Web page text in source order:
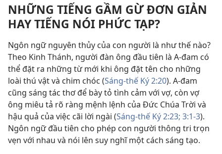
NHỮNG TIẾNG GẦM GỪ ÐƠN GIẢN
HAY TIẾNG NÓI PHỨC TẠP?
Ngôn ngữ nguyên thủy của con người là như thế nào?
Theo Kinh Thánh, người đàn ông đầu tiên là A-đam có
thể đặt ra những từ mới khi ông đặt tên cho những
loài thú vật và chim chóc (Sáng-thế Ký 2:20). A-đam
cũng sáng tác thơ để bày tỏ tình cảm với vợ, còn vợ
ông miêu tả rõ ràng mệnh lệnh của Ðức Chúa Trời và
hậu quả của việc cãi lời ngài (Sáng-thế Ký 2:23; 3:1-3).
Ngôn ngữ đầu tiên cho phép con người thông tri trọn
vẹn với nhau và nói lên suy nghĩ một cách sáng tạo.